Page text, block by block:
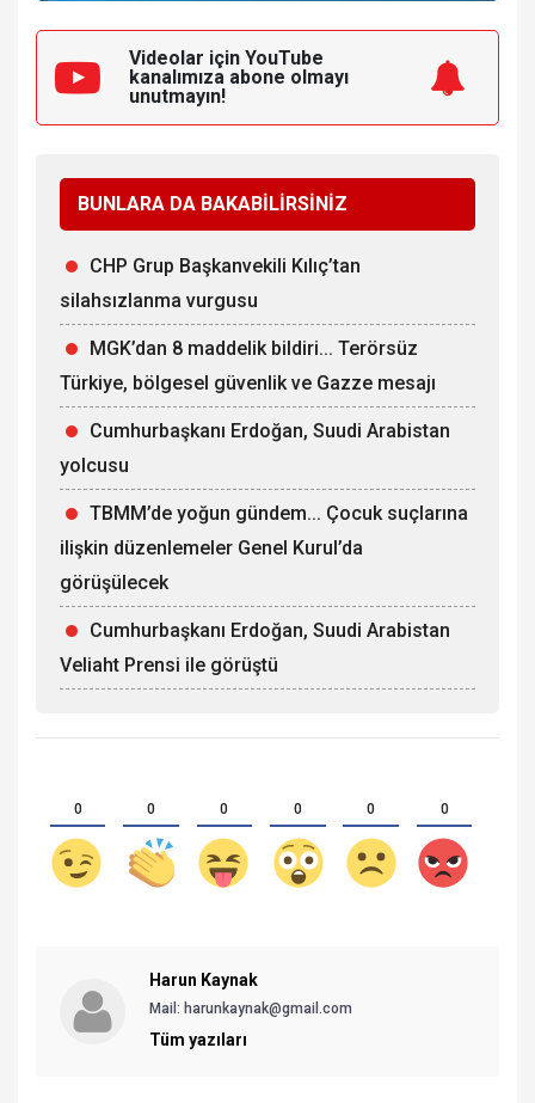
Videolar için YouTube
kanalımıza abone olmayı
unutmayın!
BUNLARA DA BAKABİLİRSİNİZ
CHP Grup Başkanvekili Kılıç’tan
silahsızlanma vurgusu
MGK’dan 8 maddelik bildiri... Terörsüz
Türkiye, bölgesel güvenlik ve Gazze mesajı
Cumhurbaşkanı Erdoğan, Suudi Arabistan
yolcusu
TBMM’de yoğun gündem... Çocuk suçlarına
ilişkin düzenlemeler Genel Kurul’da
görüşülecek
Cumhurbaşkanı Erdoğan, Suudi Arabistan
Veliaht Prensi ile görüştü
0 0 0 0 0 0
Harun Kaynak
Mail: harunkaynak@gmail.com
Tüm yazıları